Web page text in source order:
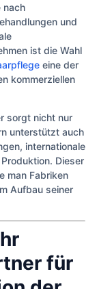
nach
und
ist die Wahl
eine der
kommerziellen
sorgt nicht nur
unterstützt auch
internationale
Dieser
man Fabriken
Aufbau seiner
für